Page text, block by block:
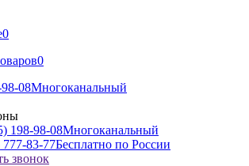
0
0
08Многоканальный
198-98-08Многоканальный
777-83-77Бесплатно по России
звонок